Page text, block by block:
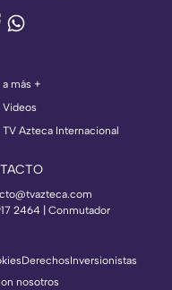
a más +
Videos
TV Azteca Internacional
2464 | Conmutador
DerechosInversionistas
nosotros